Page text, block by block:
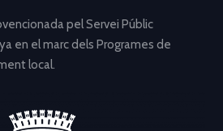
pel Servei Públic
en el marc dels Programes de
local.